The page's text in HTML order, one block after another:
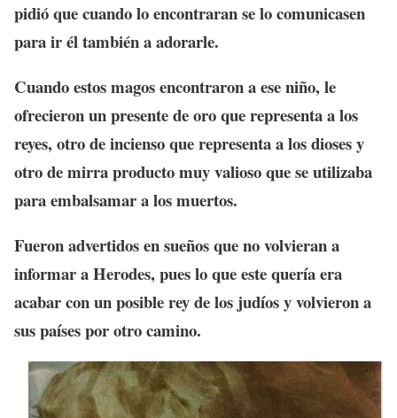
pidió que cuando lo encontraran se lo comunicasen
para ir él también a adorarle.
Cuando estos magos encontraron a ese niño, le
ofrecieron un presente de oro que representa a los
reyes, otro de incienso que representa a los dioses y
otro de mirra producto muy valioso que se utilizaba
para embalsamar a los muertos.
Fueron advertidos en sueños que no volvieran a
informar a Herodes, pues lo que este quería era
acabar con un posible rey de los judíos y volvieron a
sus países por otro camino.